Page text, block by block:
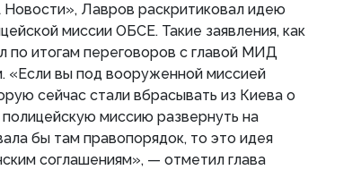
Лавров раскритиковал идею
миссии ОБСЕ. Такие заявления, как
по итогам переговоров с главой МИД
«Если вы под вооруженной миссией
сейчас стали вбрасывать из Киева о
миссию развернуть на
бы там правопорядок, то это идея
соглашениям», — отметил глава